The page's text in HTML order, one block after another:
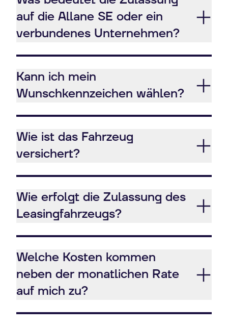
auf die Allane SE oder ein
verbundenes Unternehmen?
Kann ich mein
Wunschkennzeichen wählen?
Wie ist das Fahrzeug
versichert?
Wie erfolgt die Zulassung des
Leasingfahrzeugs?
Welche Kosten kommen
neben der monatlichen Rate
auf mich zu?